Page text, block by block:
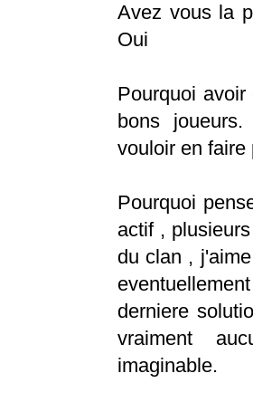
Avez vous la
Oui
Pourquoi
bons
vouloir en faire
Pourquoi
actif ,
du clan ,
derniere
vraiment
imaginable.